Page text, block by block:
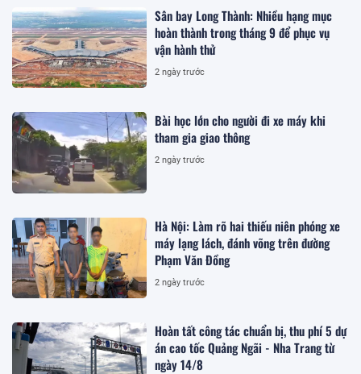
Sân bay Long Thành: Nhiều hạng mục
hoàn thành trong tháng 9 để phục vụ
vận hành thử
2 ngày trước
Bài học lớn cho người đi xe máy khi
tham gia giao thông
2 ngày trước
Hà Nội: Làm rõ hai thiếu niên phóng xe
máy lạng lách, đánh võng trên đường
Phạm Văn Đồng
2 ngày trước
Hoàn tất công tác chuẩn bị, thu phí 5 dự
án cao tốc Quảng Ngãi - Nha Trang từ
ngày 14/8